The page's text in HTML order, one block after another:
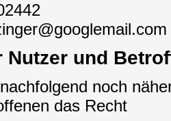
Nutzer und
noch
das Recht